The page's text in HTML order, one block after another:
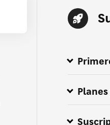
¿Cómo me
Cómo
Todo sobre
¿Dónde
HBO Max
HBO Max